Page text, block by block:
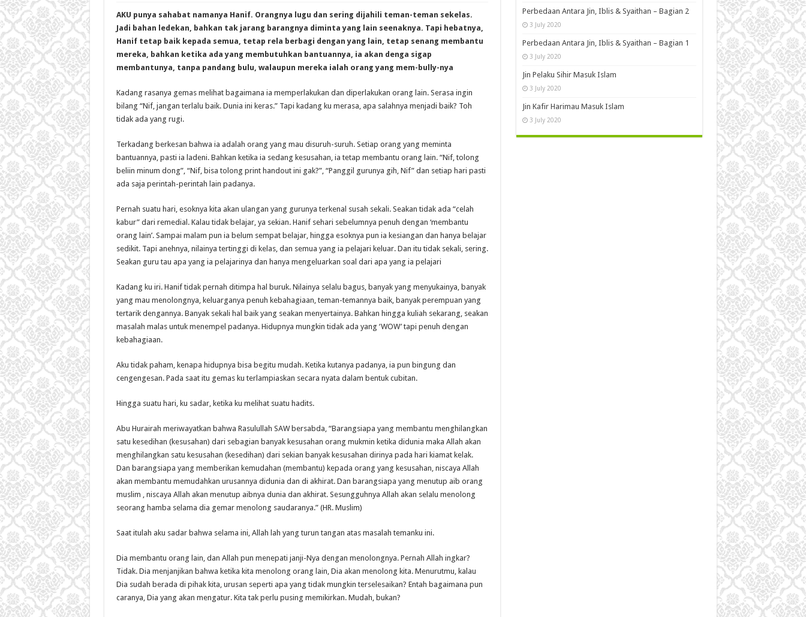
Hanif,
dan
Dia
Membuat
Allah
AKU punya sahabat namanya Hanif. Orangnya lugu dan sering dijahili teman-teman sekelas.
Jadi bahan ledekan, bahkan tak jarang barangnya diminta yang lain seenaknya. Tapi hebatnya,
Hanif tetap baik kepada semua, tetap rela berbagi dengan yang lain, tetap senang membantu
mereka, bahkan ketika ada yang membutuhkan bantuannya, ia akan denga sigap
membantunya, tanpa pandang bulu, walaupun mereka ialah orang yang mem-bully-nya
Kadang rasanya gemas melihat bagaimana ia memperlakukan dan diperlakukan orang lain. Serasa ingin
bilang “Nif, jangan terlalu baik. Dunia ini keras.” Tapi kadang ku merasa, apa salahnya menjadi baik? Toh
tidak ada yang rugi.
Terkadang berkesan bahwa ia adalah orang yang mau disuruh-suruh. Setiap orang yang meminta
bantuannya, pasti ia ladeni. Bahkan ketika ia sedang kesusahan, ia tetap membantu orang lain. “Nif, tolong
beliin minum dong”, “Nif, bisa tolong print handout ini gak?”, “Panggil gurunya gih, Nif” dan setiap hari pasti
ada saja perintah-perintah lain padanya.
Pernah suatu hari, esoknya kita akan ulangan yang gurunya terkenal susah sekali. Seakan tidak ada “celah
kabur” dari remedial. Kalau tidak belajar, ya sekian. Hanif sehari sebelumnya penuh dengan ‘membantu
orang lain’. Sampai malam pun ia belum sempat belajar, hingga esoknya pun ia kesiangan dan hanya belajar
sedikit. Tapi anehnya, nilainya tertinggi di kelas, dan semua yang ia pelajari keluar. Dan itu tidak sekali, sering.
Seakan guru tau apa yang ia pelajarinya dan hanya mengeluarkan soal dari apa yang ia pelajari
Kadang ku iri. Hanif tidak pernah ditimpa hal buruk. Nilainya selalu bagus, banyak yang menyukainya, banyak
yang mau menolongnya, keluarganya penuh kebahagiaan, teman-temannya baik, banyak perempuan yang
tertarik dengannya. Banyak sekali hal baik yang seakan menyertainya. Bahkan hingga kuliah sekarang, seakan
masalah malas untuk menempel padanya. Hidupnya mungkin tidak ada yang ‘WOW’ tapi penuh dengan
kebahagiaan.
Aku tidak paham, kenapa hidupnya bisa begitu mudah. Ketika kutanya padanya, ia pun bingung dan
cengengesan. Pada saat itu gemas ku terlampiaskan secara nyata dalam bentuk cubitan.
Hingga suatu hari, ku sadar, ketika ku melihat suatu hadits.
Abu Hurairah meriwayatkan bahwa Rasulullah SAW bersabda, “Barangsiapa yang membantu menghilangkan
satu kesedihan (kesusahan) dari sebagian banyak kesusahan orang mukmin ketika didunia maka Allah akan
menghilangkan satu kesusahan (kesedihan) dari sekian banyak kesusahan dirinya pada hari kiamat kelak.
Dan barangsiapa yang memberikan kemudahan (membantu) kepada orang yang kesusahan, niscaya Allah
akan membantu memudahkan urusannya didunia dan di akhirat. Dan barangsiapa yang menutup aib orang
muslim , niscaya Allah akan menutup aibnya dunia dan akhirat. Sesungguhnya Allah akan selalu menolong
seorang hamba selama dia gemar menolong saudaranya.” (HR. Muslim)
Saat itulah aku sadar bahwa selama ini, Allah lah yang turun tangan atas masalah temanku ini.
Dia membantu orang lain, dan Allah pun menepati janji-Nya dengan menolongnya. Pernah Allah ingkar?
Tidak. Dia menjanjikan bahwa ketika kita menolong orang lain, Dia akan menolong kita. Menurutmu, kalau
Dia sudah berada di pihak kita, urusan seperti apa yang tidak mungkin terselesaikan? Entah bagaimana pun
caranya, Dia yang akan mengatur. Kita tak perlu pusing memikirkan. Mudah, bukan?
Perbedaan Antara Jin, Iblis & Syaithan – Bagian 2
3 July 2020
Perbedaan Antara Jin, Iblis & Syaithan – Bagian 1
3 July 2020
Jin Pelaku Sihir Masuk Islam
3 July 2020
Jin Kafir Harimau Masuk Islam
3 July 2020